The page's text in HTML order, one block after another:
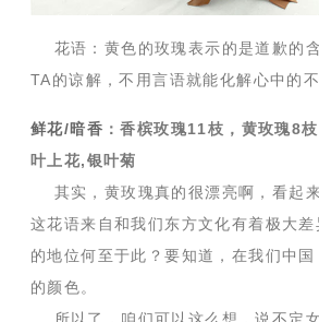
花语：黄色的玫瑰表示的是道歉的
TA的谅解，不用言语就能化解心中的不
鲜花/暗香 ：香槟玫瑰11枝，黄玫瑰8
叶上花,银叶菊
其实，黄玫瑰真的很漂亮啊，看起
这花语来自和我们东方文化有着极大
的地位何至于此？要知道，在我们中
的颜色。
所以了，咱们可以这么想，说不定